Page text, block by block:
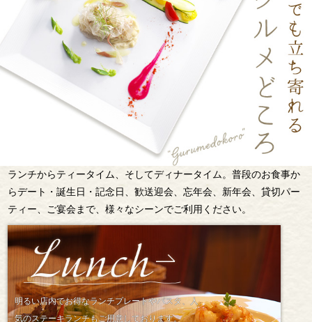
ランチからティータイム、そしてディナータイム。普段のお食事か
らデート・誕生日・記念日、歓送迎会、忘年会、新年会、貸切パー
ティー、ご宴会まで、様々なシーンでご利用ください。
明るい店内でお得なランチプレートやパスタ、人
気のステーキランチもご用意しております。